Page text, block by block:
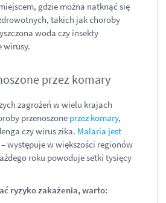
gdzie można natknąć się
takich jak choroby
woda czy insekty
wirusy.
przez komary
zagrożeń w wielu krajach
przenoszone przez komary,
czy wirus zika. Malaria jest
– występuje w większości regionów
roku powoduje setki tysięcy
ryzyko zakażenia, warto: